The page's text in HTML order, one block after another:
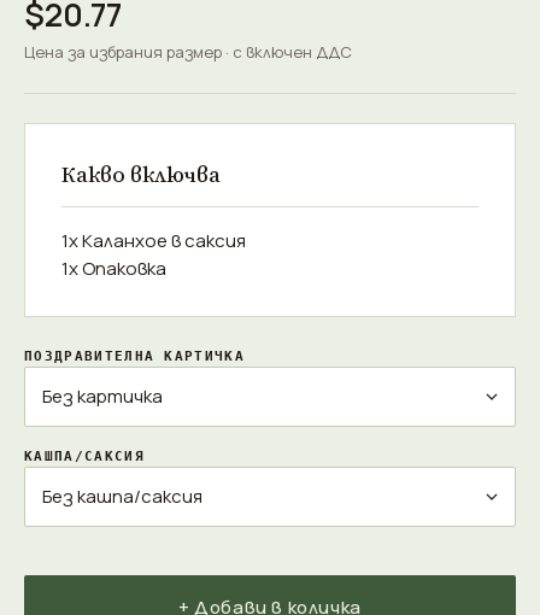
$20.77
Цена за избрания размер · с включен ДДС
Какво включва
1x Каланхое в саксия
1x Опаковка
ПОЗДРАВИТЕЛНА КАРТИЧКА
КАШПА/САКСИЯ
+ Добави в количка